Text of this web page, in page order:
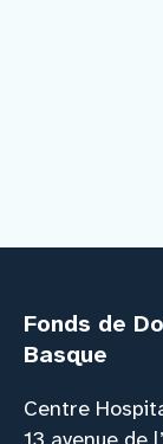
Fonds de
Basque
Centre